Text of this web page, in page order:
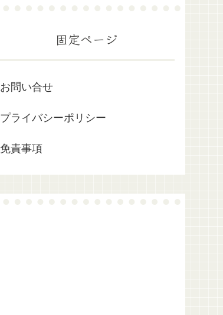
固定ページ
お問い合せ
プライバシーポリシー
免責事項